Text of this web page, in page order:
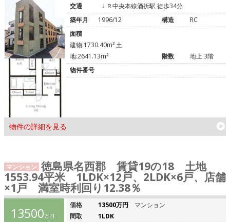
物件の詳細を見る
交通
ＪＲ中央本線酒折駅 徒歩34分
築年月
1996/12 構造
RC
面積
建物:1730.40m² 土
地:2641.13m²
階数
地上 3階
物件番号
マンション 徳島県名西郡 賃貸19の18 土地
1553.94平米 1LDK×12戸、2LDK×6戸、店舗
×1戸 満室時利回り12.38％
13500万円
価格 13500万円
マンション
間取
1LDK